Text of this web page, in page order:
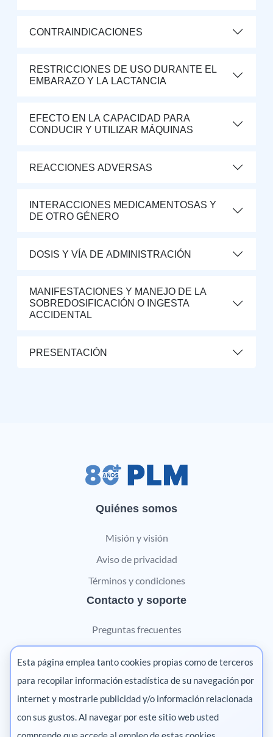
CONTRAINDICACIONES
RESTRICCIONES DE USO DURANTE EL
EMBARAZO Y LA LACTANCIA
EFECTO EN LA CAPACIDAD PARA
CONDUCIR Y UTILIZAR MÁQUINAS
REACCIONES ADVERSAS
INTERACCIONES MEDICAMENTOSAS Y
DE OTRO GÉNERO
DOSIS Y VÍA DE ADMINISTRACIÓN
MANIFESTACIONES Y MANEJO DE LA
SOBREDOSIFICACIÓN O INGESTA
ACCIDENTAL
PRESENTACIÓN
Quiénes somos
Misión y visión
Aviso de privacidad
Términos y condiciones
Contacto y soporte
Preguntas frecuentes
Contáctanos
Marketing digital
Pharma
Esta página emplea tanto cookies propias como de terceros
para recopilar información estadística de su navegación por
internet y mostrarle publicidad y/o información relacionada
con sus gustos. Al navegar por este sitio web usted